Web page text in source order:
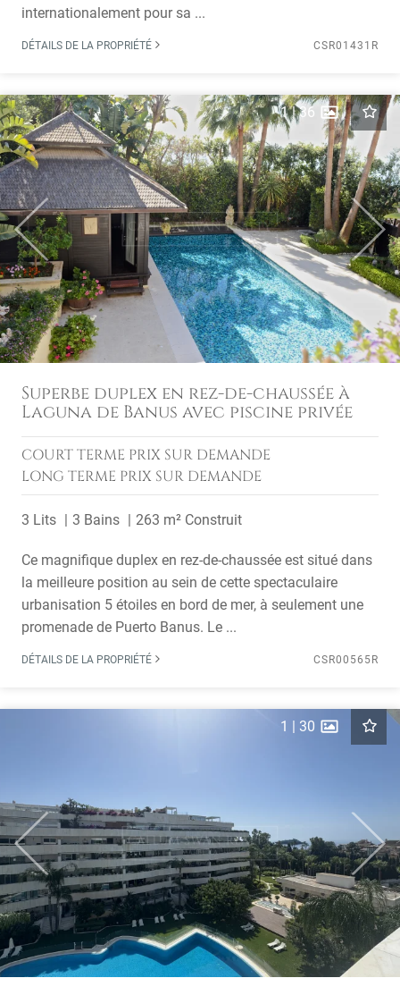
internationalement pour sa ...
DÉTAILS DE LA PROPRIÉTÉ CSR01431R
Previous Next
1|36
Superbe duplex en rez-de-chaussée à
Laguna de Banus avec piscine privée
COURT TERME PRIX SUR DEMANDE
LONG TERME PRIX SUR DEMANDE
3 Lits 3 Bains 263 m² Construit
Ce magnifique duplex en rez-de-chaussée est situé dans
la meilleure position au sein de cette spectaculaire
urbanisation 5 étoiles en bord de mer, à seulement une
promenade de Puerto Banus. Le ...
DÉTAILS DE LA PROPRIÉTÉ CSR00565R
Previous Next
1 | 30